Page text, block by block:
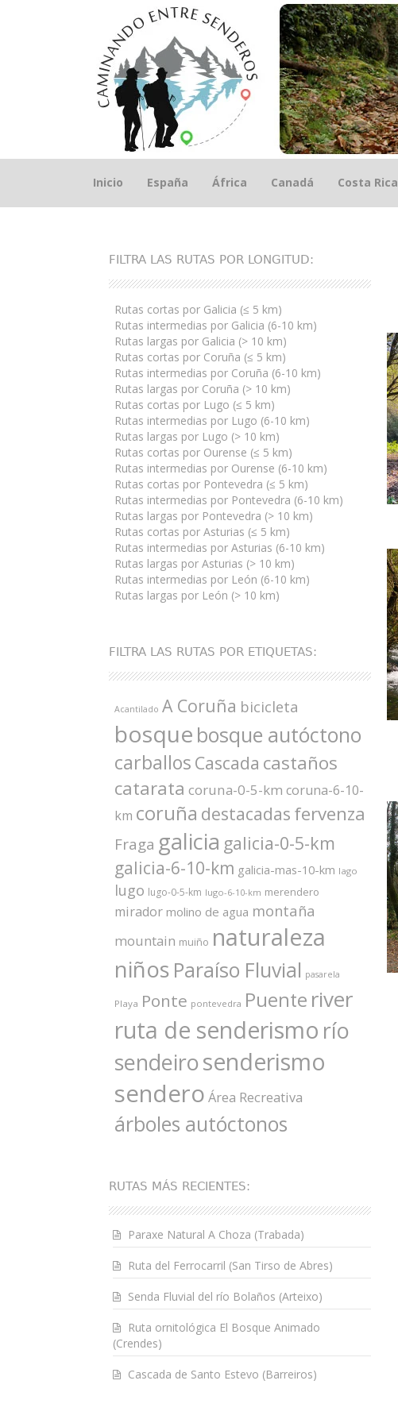
Saltar
Inicio España África Canadá Costa Rica
FILTRA LAS RUTAS POR LONGITUD:
Rutas cortas por Galicia (≤ 5 km)
Rutas intermedias por Galicia (6-10 km)
Rutas largas por Galicia (> 10 km)
Rutas cortas por Coruña (≤ 5 km)
Rutas intermedias por Coruña (6-10 km)
Rutas largas por Coruña (> 10 km)
Rutas cortas por Lugo (≤ 5 km)
Rutas intermedias por Lugo (6-10 km)
Rutas largas por Lugo (> 10 km)
Rutas cortas por Ourense (≤ 5 km)
Rutas intermedias por Ourense (6-10 km)
Rutas cortas por Pontevedra (≤ 5 km)
Rutas intermedias por Pontevedra (6-10 km)
Rutas largas por Pontevedra (> 10 km)
Rutas cortas por Asturias (≤ 5 km)
Rutas intermedias por Asturias (6-10 km)
Rutas largas por Asturias (> 10 km)
Rutas intermedias por León (6-10 km)
Rutas largas por León (> 10 km)
FILTRA LAS RUTAS POR ETIQUETAS:
Acantilado A Coruña bicicleta
bosque bosque autóctono
carballos Cascada castaños
catarata coruna-0-5-km coruna-6-10-
km coruña destacadas fervenza
Fraga galicia galicia-0-5-km
galicia-6-10-km galicia-mas-10-km lago
lugo lugo-0-5-km lugo-6-10-km merendero
mirador molino de agua montaña
mountain muiño naturaleza
niños Paraíso Fluvial pasarela
Playa Ponte pontevedra Puente river
ruta de senderismo río
sendeirosenderismo
sendero Área Recreativa
árboles autóctonos
RUTAS MÁS RECIENTES:
Paraxe Natural A Choza (Trabada)
Ruta del Ferrocarril (San Tirso de Abres)
Senda Fluvial del río Bolaños (Arteixo)
Ruta ornitológica El Bosque Animado
(Crendes)
Cascada de Santo Estevo (Barreiros)